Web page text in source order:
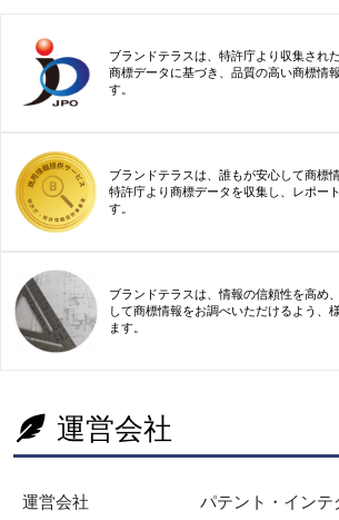
ブランドテラスは、特許庁より収集され
商標データに基づき、品質の高い商標情
す。
ブランドテラスは、誰もが安心して商標
特許庁より商標データを収集し、レポー
す。
ブランドテラスは、情報の信頼性を高め
して商標情報をお調べいただけるよう、
ます。
運営会社
運営会社
パテント・イン